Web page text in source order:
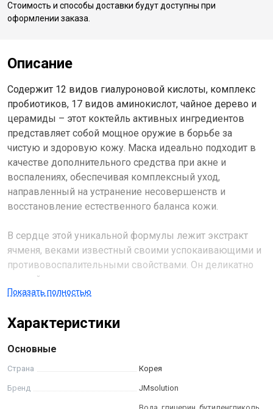
Стоимость и способы доставки будут доступны при
оформлении заказа.
Описание
Содержит 12 видов гиалуроновой кислоты, комплекс
пробиотиков, 17 видов аминокислот, чайное дерево и
церамиды – этот коктейль активных ингредиентов
представляет собой мощное оружие в борьбе за
чистую и здоровую кожу. Маска идеально подходит в
качестве дополнительного средства при акне и
воспалениях, обеспечивая комплексный уход,
направленный на устранение несовершенств и
восстановление естественного баланса кожи.
В сердце этой уникальной формулы лежит экстракт
ячменя, веками известный своими успокаивающими и
противовоспалительными свойствами. Он деликатно
воздействует на кожу, снимая раздражение и
уменьшая покраснения, одновременно способствуя
гиалуроновой кислоты, работая в синергии,
увлажнение, наполняя кожу влагой и поддерживая
оптимальный гидробаланс. Это не только визуально
разглаживает мелкие морщинки, но и повышает
эластичность и упругость кожи.
Показать полностью
Характеристики
Основные
Страна Корея
Бренд JMsolution